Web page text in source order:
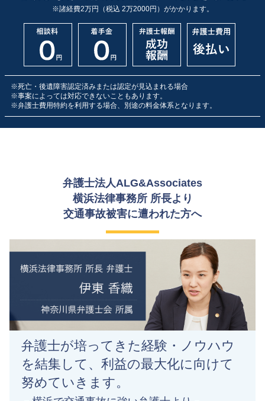
※諸経費2万円（税込 2万2000円）がかかります。
※死亡・後遺障害認定済みまたは認定が見込まれる場合
※事案によっては対応できないこともあります。
※弁護士費用特約を利用する場合、別途の料金体系となります。
弁護士法人ALG&Associates
横浜法律事務所 所長より
交通事故被害に遭われた方へ
弁護士が培ってきた経験・ノウハウ
を結集して、利益の最大化に向けて
努めていきます。